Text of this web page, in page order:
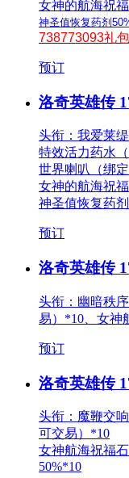
女神的航海祝
神圣值恢复药剂
738773093礼
预订
洛奇英雄传
头衔：我爱莱
特效活力药水
世界喇叭（绑
女神的航海祝
神圣值恢复药
预订
洛奇英雄传
头衔：幽暗秩
易）*10、女神
预订
洛奇英雄传
头衔：魔鞭交
可交易）*10
女神航海祝福
50%*10